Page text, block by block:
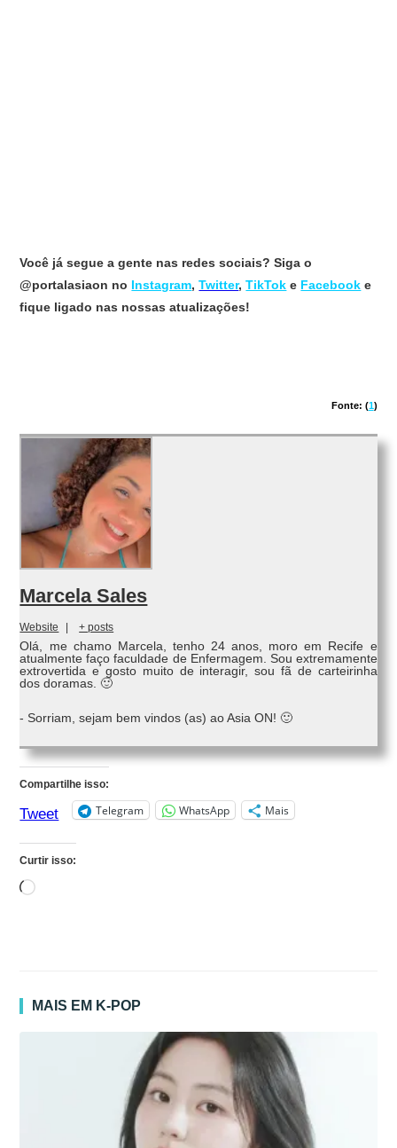
Você já segue a gente nas redes sociais? Siga o
@portalasiaon no Instagram,Twitter,TikTok e Facebook e
fique ligado nas nossas atualizações!
Fonte: (1)
Marcela Sales
Website + posts
Olá, me chamo Marcela, tenho 24 anos, moro em Recife e
atualmente faço faculdade de Enfermagem. Sou extremamente
extrovertida e gosto muito de interagir, sou fã de carteirinha
dos doramas. 🙂
- Sorriam, sejam bem vindos (as) ao Asia ON! 🙂
Compartilhe isso:
Tweet Telegram WhatsApp Mais
Curtir isso:
Carregando...
MAIS EM K-POP